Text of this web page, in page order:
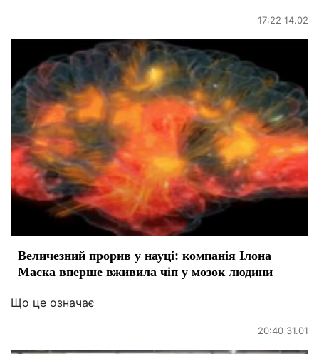
17:22 14.02
Величезний прорив у науці: компанія Ілона
Маска вперше вживила чіп у мозок людини
Що це означає
20:40 31.01